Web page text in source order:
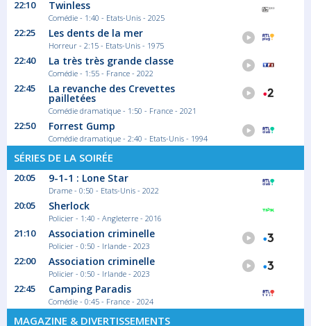
22:10 Twinless
Comédie - 1:40 - Etats-Unis - 2025
22:25 Les dents de la mer
Horreur - 2:15 - Etats-Unis - 1975
22:40 La très très grande classe
Comédie - 1:55 - France - 2022
22:45 La revanche des Crevettes
pailletées
Comédie dramatique - 1:50 - France - 2021
22:50 Forrest Gump
Comédie dramatique - 2:40 - Etats-Unis - 1994
SÉRIES DE LA SOIRÉE
20:05 9-1-1 : Lone Star
Drame - 0:50 - Etats-Unis - 2022
20:05 Sherlock
Policier - 1:40 - Angleterre - 2016
21:10 Association criminelle
Policier - 0:50 - Irlande - 2023
22:00 Association criminelle
Policier - 0:50 - Irlande - 2023
22:45 Camping Paradis
Comédie - 0:45 - France - 2024
MAGAZINE & DIVERTISSEMENTS